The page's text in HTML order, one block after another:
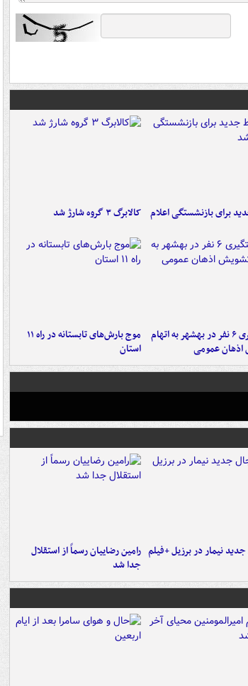
برای بازنشستگی اعلام کالابرگ ۳ گروه شارژ شد
دستگیری ۶ نفر در بهشهر به اتهام
عمومی
موج بارش‌های تابستانه در راه ۱۱
استان
نیمار در برزیل +فیلم رامین رضاییان رسماً از استقلال
جدا شد